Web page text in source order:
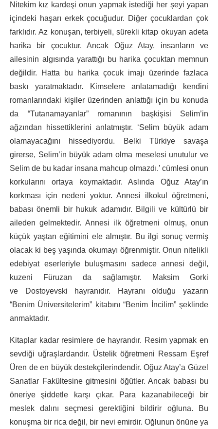
Nitekim kız kardeşi onun yapmak istediği her şeyi yapan
içindeki haşarı erkek çocuğudur. Diğer çocuklardan çok
farklıdır. Az konuşan, terbiyeli, sürekli kitap okuyan adeta
harika bir çocuktur. Ancak Oğuz Atay, insanların ve
ailesinin algısında yarattığı bu harika çocuktan memnun
değildir. Hatta bu harika çocuk imajı üzerinde fazlaca
baskı yaratmaktadır. Kimselere anlatamadığı kendini
romanlarındaki kişiler üzerinden anlattığı için bu konuda
da “Tutanamayanlar” romanının başkişisi Selim’in
ağzından hissettiklerini anlatmıştır. ‘Selim büyük adam
olamayacağını hissediyordu. Belki Türkiye savaşa
girerse, Selim’in büyük adam olma meselesi unutulur ve
Selim de bu kadar insana mahcup olmazdı.’ cümlesi onun
korkularını ortaya koymaktadır. Aslında Oğuz Atay’ın
korkması için nedeni yoktur. Annesi ilkokul öğretmeni,
babası önemli bir hukuk adamıdır. Bilgili ve kültürlü bir
aileden gelmektedir. Annesi ilk öğretmeni olmuş, onun
küçük yaştan eğitimini ele almıştır. Bu ilgi sonuç vermiş
olacak ki beş yaşında okumayı öğrenmiştir. Onun nitelikli
edebiyat eserleriyle buluşmasını sadece annesi değil,
kuzeni Füruzan da sağlamıştır. Maksim Gorki
ve Dostoyevski hayranıdır. Hayranı olduğu yazarın
“Benim Üniversitelerim” kitabını “Benim İncilim” şeklinde
anmaktadır.
Kitaplar kadar resimlere de hayrandır. Resim yapmak en
sevdiği uğraşlardandır. Üstelik öğretmeni Ressam Eşref
Üren de en büyük destekçilerindendir. Oğuz Atay’a Güzel
Sanatlar Fakültesine gitmesini öğütler. Ancak babası bu
öneriye şiddetle karşı çıkar. Para kazanabileceği bir
meslek dalını seçmesi gerektiğini bildirir oğluna. Bu
konuşma bir rica değil, bir nevi emirdir. Oğlunun önüne ya